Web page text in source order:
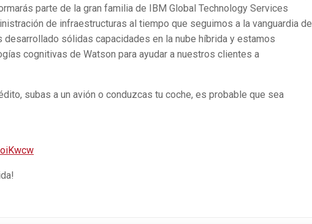
parte de la gran familia de IBM Global Technology Services
de infraestructuras al tiempo que seguimos a la vanguardia de
desarrollado sólidas capacidades en la nube híbrida y estamos
cognitivas de Watson para ayudar a nuestros clientes a
subas a un avión o conduzcas tu coche, es probable que sea